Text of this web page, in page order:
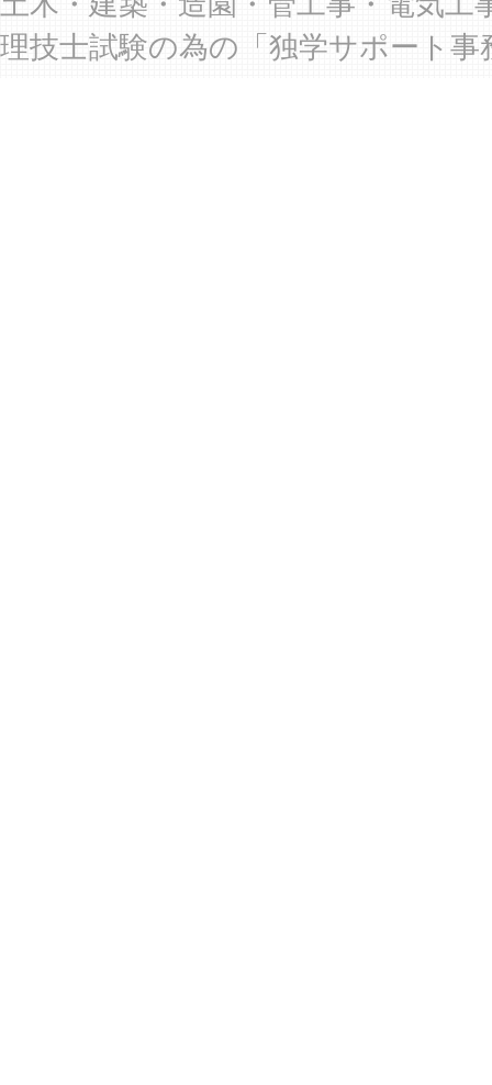
理技士試験の為の「独学サポート事